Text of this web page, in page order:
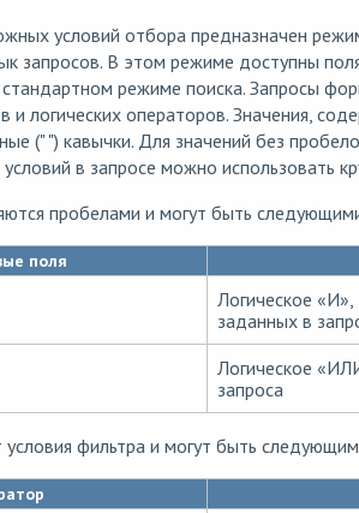
условий отбора предназначен
запросов. В этом режиме доступны
стандартном режиме поиска. Запросы
и логических операторов. Значения,
(" ") кавычки. Для значений без
условий в запросе можно использовать
пробелами и могут быть
поля
Логическое «И»,
заданных в
Логическое
запроса
фильтра и могут быть